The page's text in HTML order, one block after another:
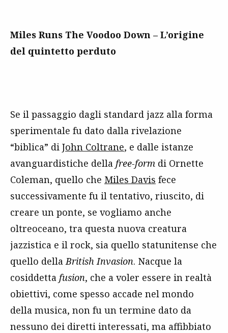
Miles Runs The Voodoo Down – L’origine
del quintetto perduto
Se il passaggio dagli standard jazz alla forma
sperimentale fu dato dalla rivelazione
“biblica” di John Coltrane, e dalle istanze
avanguardistiche della free-form di Ornette
Coleman, quello che Miles Davis fece
successivamente fu il tentativo, riuscito, di
creare un ponte, se vogliamo anche
oltreoceano, tra questa nuova creatura
jazzistica e il rock, sia quello statunitense che
quello della British Invasion. Nacque la
cosiddetta fusion, che a voler essere in realtà
obiettivi, come spesso accade nel mondo
della musica, non fu un termine dato da
nessuno dei diretti interessati, ma affibbiato